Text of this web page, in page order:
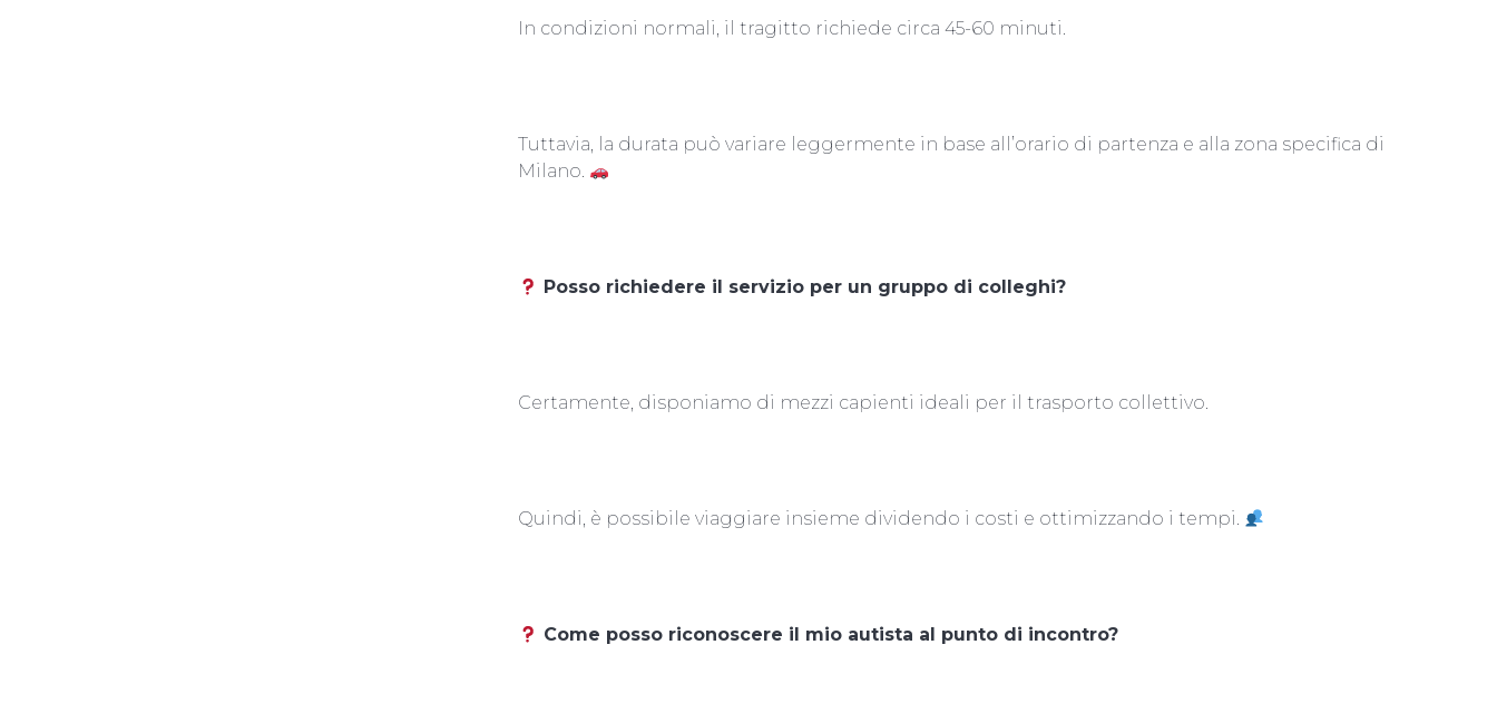
In condizioni normali, il tragitto richiede circa 45-60 minuti.
Tuttavia, la durata può variare leggermente in base all’orario di partenza e alla zona specifica di
Milano.
Posso richiedere il servizio per un gruppo di colleghi?
Certamente, disponiamo di mezzi capienti ideali per il trasporto collettivo.
Quindi, è possibile viaggiare insieme dividendo i costi e ottimizzando i tempi.
Come posso riconoscere il mio autista al punto di incontro?